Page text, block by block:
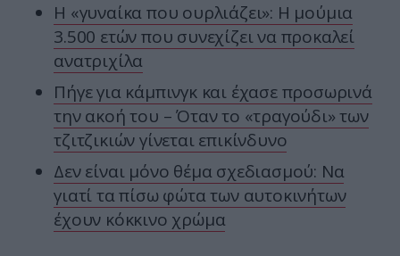
Η «γυναίκα που ουρλιάζει»: Η μούμια
3.500 ετών που συνεχίζει να προκαλεί
ανατριχίλα
Πήγε για κάμπινγκ και έχασε προσωρινά
την ακοή του – Όταν το «τραγούδι» των
τζιτζικιών γίνεται επικίνδυνο
Δεν είναι μόνο θέμα σχεδιασμού: Να
γιατί τα πίσω φώτα των αυτοκινήτων
έχουν κόκκινο χρώμα